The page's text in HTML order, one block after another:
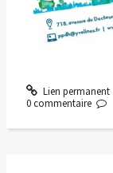
Lien permanent
0 commentaire